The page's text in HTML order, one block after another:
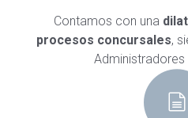
Contamos con una
procesos concursales,
Administradores